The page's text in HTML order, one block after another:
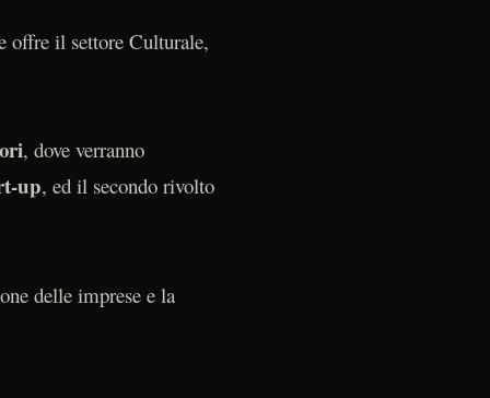
offre il settore Culturale,
, dove verranno
up, ed il secondo rivolto
delle imprese e la